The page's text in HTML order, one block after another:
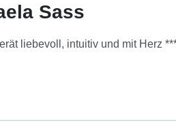
Sass
liebevoll, intuitiv und mit Herz